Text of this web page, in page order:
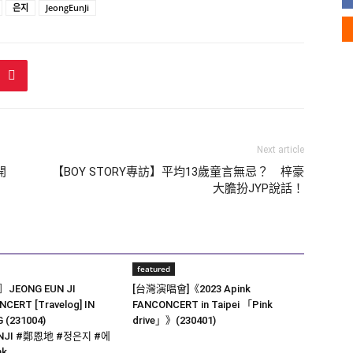
은지 JeongEunJi
Next article
【BOY STORY專訪】平均13歲童言無忌？ 梓豪
大膽扮JYP說話！
JEONG EUN JI
[Travelog] IN
(231004)
#鄭恩地 #정은지 #에
featured
[台灣演唱會]《2023 Apink
FANCONCERT in Taipei 「Pink
drive」》(230401)